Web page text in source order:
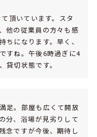
頂いています。スタ
他の従業員の方々も感
ちになります。早く、
すね。午後6時過ぎに4
貸切状態です。
足。部屋も広くて開放
分、浴場が見劣りして
念ですが今後、期待し